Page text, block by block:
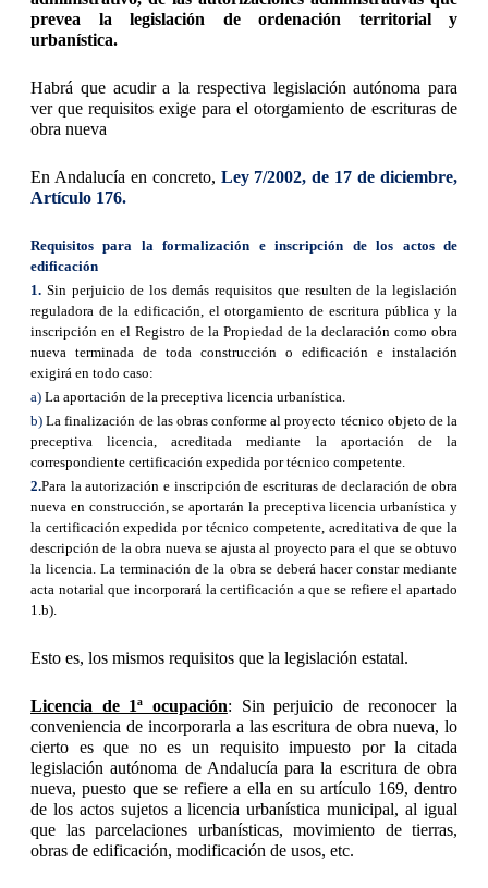
prevea la legislación de ordenación territorial y
urbanística.
Habrá que acudir a la respectiva legislación autónoma para
ver que requisitos exige para el otorgamiento de escrituras de
obra nueva
En Andalucía en concreto, Ley 7/2002, de 17 de diciembre,
Artículo 176.
Requisitos para la formalización e inscripción de los actos de
edificación
1. Sin perjuicio de los demás requisitos que resulten de la legislación
reguladora de la edificación, el otorgamiento de escritura pública y la
inscripción en el Registro de la Propiedad de la declaración como obra
nueva terminada de toda construcción o edificación e instalación
exigirá en todo caso:
a) La aportación de la preceptiva licencia urbanística.
b)La finalización de las obras conforme al proyecto técnico objeto de la
preceptiva licencia, acreditada mediante la aportación de la
correspondiente certificación expedida por técnico competente.
2.Para la autorización e inscripción de escrituras de declaración de obra
nueva en construcción, se aportarán la preceptiva licencia urbanística y
la certificación expedida por técnico competente, acreditativa de que la
descripción de la obra nueva se ajusta al proyecto para el que se obtuvo
la licencia. La terminación de la obra se deberá hacer constar mediante
acta notarial que incorporará la certificación a que se refiere el apartado
1.b).
Esto es, los mismos requisitos que la legislación estatal.
Licencia de 1ª ocupación: Sin perjuicio de reconocer la
conveniencia de incorporarla a las escritura de obra nueva, lo
cierto es que no es un requisito impuesto por la citada
legislación autónoma de Andalucía para la escritura de obra
nueva, puesto que se refiere a ella en su artículo 169, dentro
de los actos sujetos a licencia urbanística municipal, al igual
que las parcelaciones urbanísticas, movimiento de tierras,
obras de edificación, modificación de usos, etc.